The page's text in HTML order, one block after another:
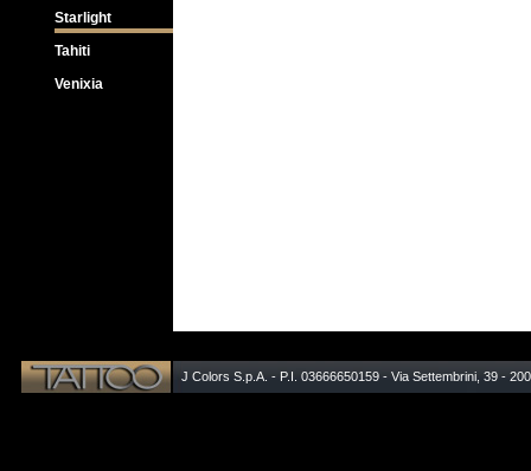
Starlight
Tahiti
Venixia
J Colors S.p.A. - P.I. 03666650159 - Via Settembrini, 39 -